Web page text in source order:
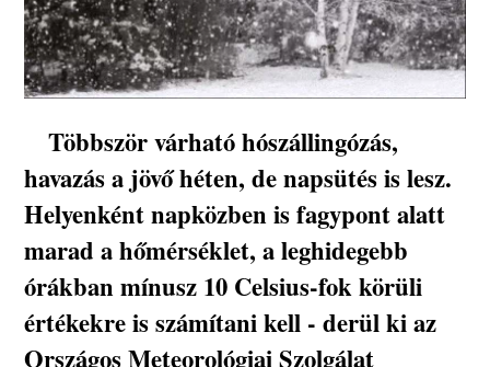
Többször várható hószállingózás,
havazás a jövő héten, de napsütés is lesz.
Helyenként napközben is fagypont alatt
marad a hőmérséklet, a leghidegebb
órákban mínusz 10 Celsius-fok körüli
értékekre is számítani kell - derül ki az
Országos Meteorológiai Szolgálat